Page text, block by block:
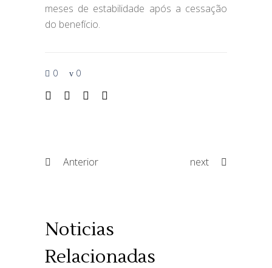
meses de estabilidade após a cessação
do benefício. ⠀
0 0
Anterior next
Noticias
Relacionadas